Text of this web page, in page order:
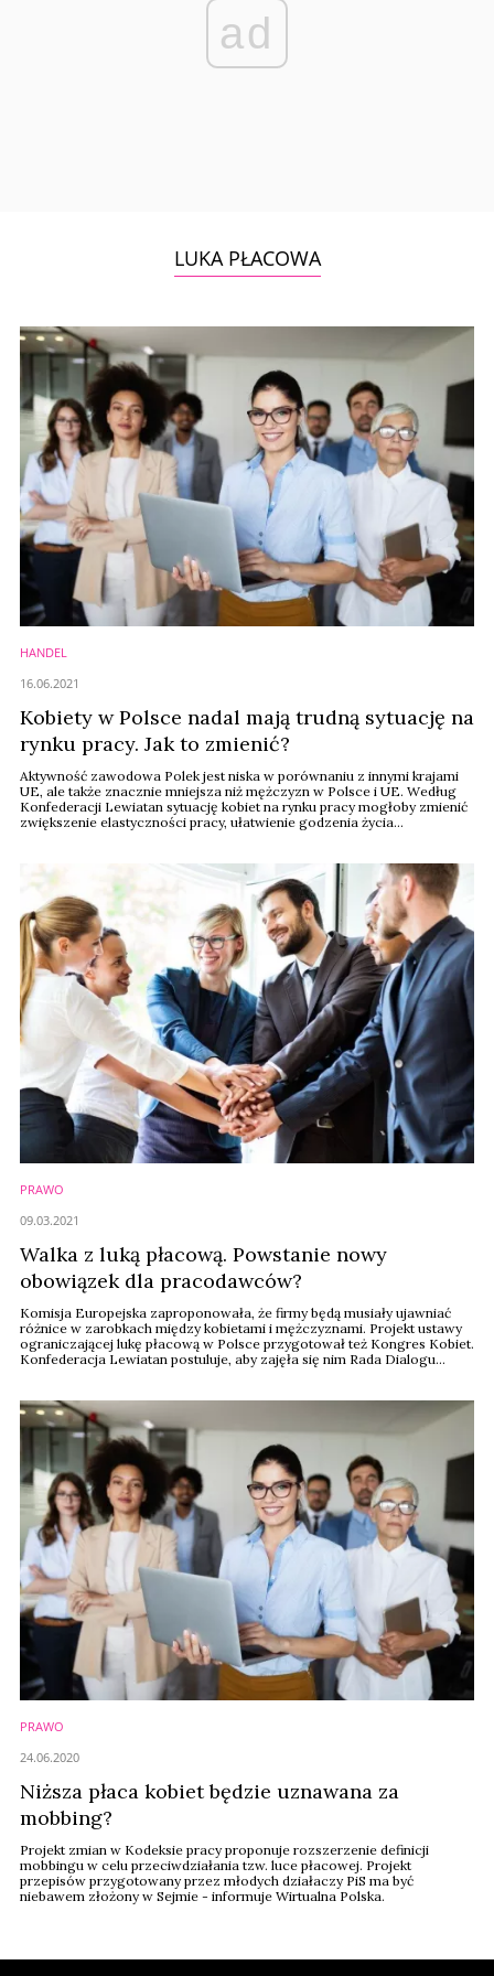
ad
LUKA PŁACOWA
HANDEL
Kobiety w Polsce nadal mają trudną sytuację na
rynku pracy. Jak to zmienić?
Aktywność zawodowa Polek jest niska w porównaniu z innymi krajami
UE, ale także znacznie mniejsza niż mężczyzn w Polsce i UE. Według
Konfederacji Lewiatan sytuację kobiet na rynku pracy mogłoby zmienić
zwiększenie elastyczności pracy, ułatwienie godzenia życia
16.06.2021
PRAWO
Walka z luką płacową. Powstanie nowy
obowiązek dla pracodawców?
Komisja Europejska zaproponowała, że firmy będą musiały ujawniać
różnice w zarobkach między kobietami i mężczyznami. Projekt ustawy
ograniczającej lukę płacową w Polsce przygotował też Kongres Kobiet.
Konfederacja Lewiatan postuluje, aby zajęła się nim Rada Dialogu
09.03.2021
PRAWO
Niższa płaca kobiet będzie uznawana za
mobbing?
Projekt zmian w Kodeksie pracy proponuje rozszerzenie definicji
mobbingu w celu przeciwdziałania tzw. luce płacowej. Projekt
przepisów przygotowany przez młodych działaczy PiS ma być
niebawem złożony w Sejmie - informuje Wirtualna Polska.
24.06.2020